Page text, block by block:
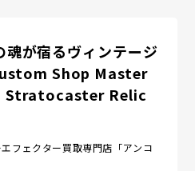
魂が宿るヴィンテージ
Shop Master
Stratocaster Relic
フェクター買取専門店「アンコ